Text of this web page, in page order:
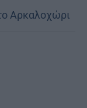
Αρκαλοχώρι